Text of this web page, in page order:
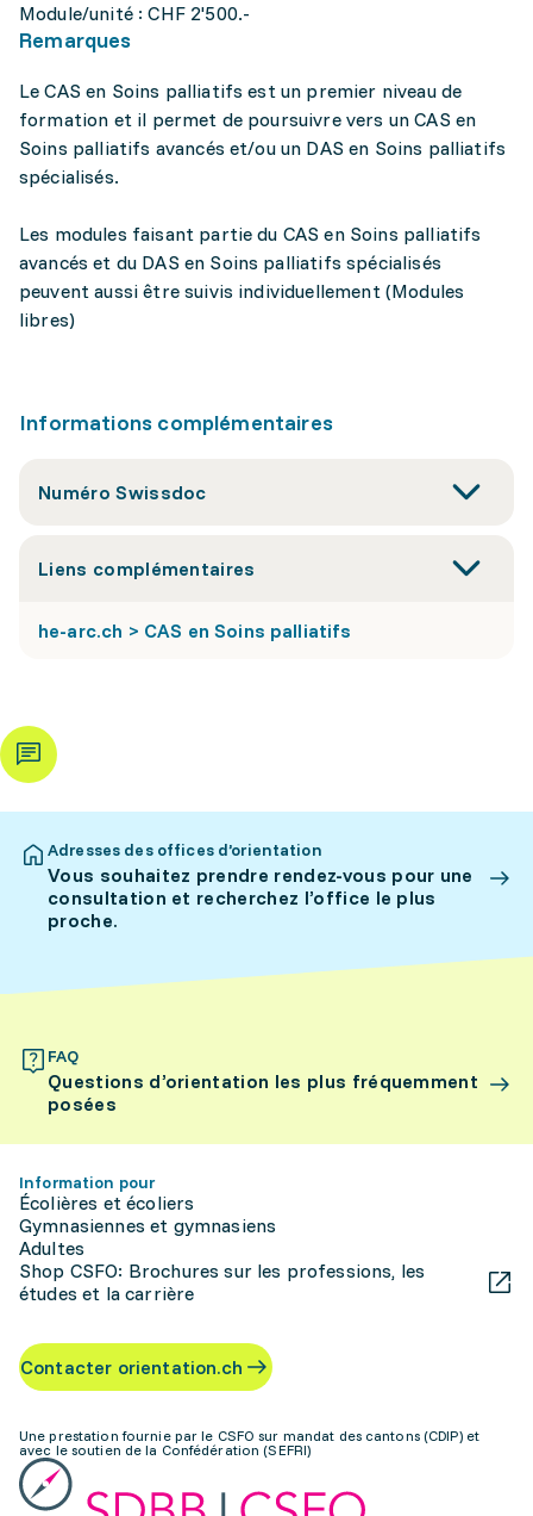
Module/unité : CHF 2'500.-
Remarques
Le CAS en Soins palliatifs est un premier niveau de
formation et il permet de poursuivre vers un CAS en
Soins palliatifs avancés et/ou un DAS en Soins palliatifs
spécialisés.
Les modules faisant partie du CAS en Soins palliatifs
avancés et du DAS en Soins palliatifs spécialisés
peuvent aussi être suivis individuellement (Modules
libres)
Informations complémentaires
Numéro Swissdoc
Liens complémentaires
he-arc.ch > CAS en Soins palliatifs
Adresses des offices d’orientation
Vous souhaitez prendre rendez-vous pour une
consultation et recherchez l’office le plus
proche.
FAQ
Questions d’orientation les plus fréquemment
posées
Information pour
Écolières et écoliers
Gymnasiennes et gymnasiens
Adultes
Shop CSFO: Brochures sur les professions, les
études et la carrière
Contacter orientation.ch
Une prestation fournie par le CSFO sur mandat des cantons (CDIP) et
avec le soutien de la Confédération (SEFRI)